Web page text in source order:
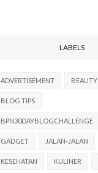
LABELS
ADVERTISEMENT BEAUTY
BLOG TIPS
BPN30DAYBLOGCHALLENGE
GADGET JALAN-JALAN
KESEHATAN KULINER